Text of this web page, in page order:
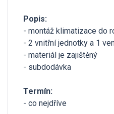
Popis:
- montáž klimatizace do
- 2 vnitřní jednotky a 1
- materiál je zajištěný
- subdodávka
Termín:
- co nejdříve